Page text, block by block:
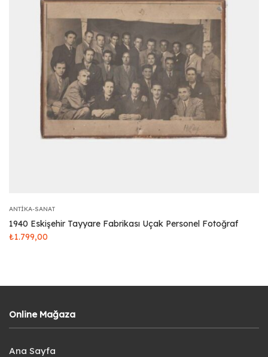
ANTIKA-SANAT
1940 Eskişehir Tayyare Fabrikası Uçak Personel Fotoğraf
₺1.799,00
Online Mağaza
Ana Sayfa